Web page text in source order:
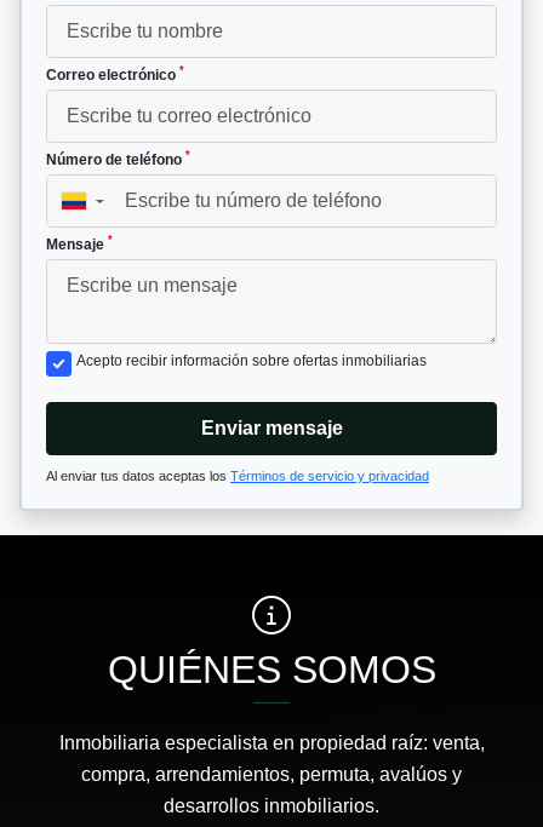
Correo electrónico *
Número de teléfono *
▼
Mensaje *
Acepto recibir información sobre ofertas inmobiliarias
Enviar mensaje
Al enviar tus datos aceptas los Términos de servicio y privacidad
QUIÉNES SOMOS
Inmobiliaria especialista en propiedad raíz: venta,
compra, arrendamientos, permuta, avalúos y
desarrollos inmobiliarios.